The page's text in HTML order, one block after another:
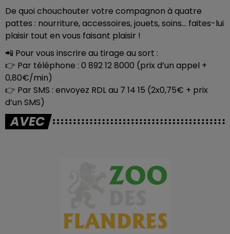
De quoi chouchouter votre compagnon à quatre
pattes : nourriture, accessoires, jouets, soins… faites-lui
plaisir tout en vous faisant plaisir !
📲 Pour vous inscrire au tirage au sort :
👉 Par téléphone : 0 892 12 8000 (prix d’un appel +
0,80€/min)
👉 Par SMS : envoyez RDL au 7 14 15 (2x0,75€ + prix
d’un SMS)
AVEC